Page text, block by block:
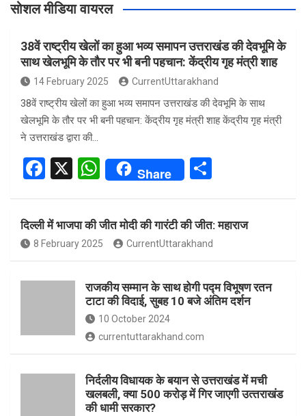
सोशल मीडिया वायरल
38वें राष्ट्रीय खेलों का हुआ भव्य समापन उत्तराखंड की देवभूमि के
साथ खेलभूमि के तौर पर भी बनी पहचान: केंद्रीय गृह मंत्री शाह
14 February 2025 CurrentUttarakhand
38वें राष्ट्रीय खेलों का हुआ भव्य समापन उत्तराखंड की देवभूमि के साथ
खेलभूमि के तौर पर भी बनी पहचान: केंद्रीय गृह मंत्री शाह केंद्रीय गृह मंत्री
ने उत्तराखंड द्वारा की…
F
ce
b
o
o
X
W
at
s
A
p
p
Share
e
दिल्ली में भाजपा की जीत मोदी की गारंटी की जीत: महाराज
8 February 2025 CurrentUttarakhand
राजकीय सम्मान के साथ होगी पद्म विभूषण रतन
टाटा की विदाई, सुबह 10 बजे अंतिम दर्शन
10 October 2024
currentuttarakhand.com
निर्दलीय विधायक के बयान से उत्तराखंड में मची
खलबली, क्‍या 500 करोड़ में गिर जाएगी उत्‍तराखंड
की धामी सरकार?